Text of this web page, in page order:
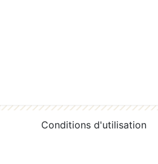
Conditions d'utilisation